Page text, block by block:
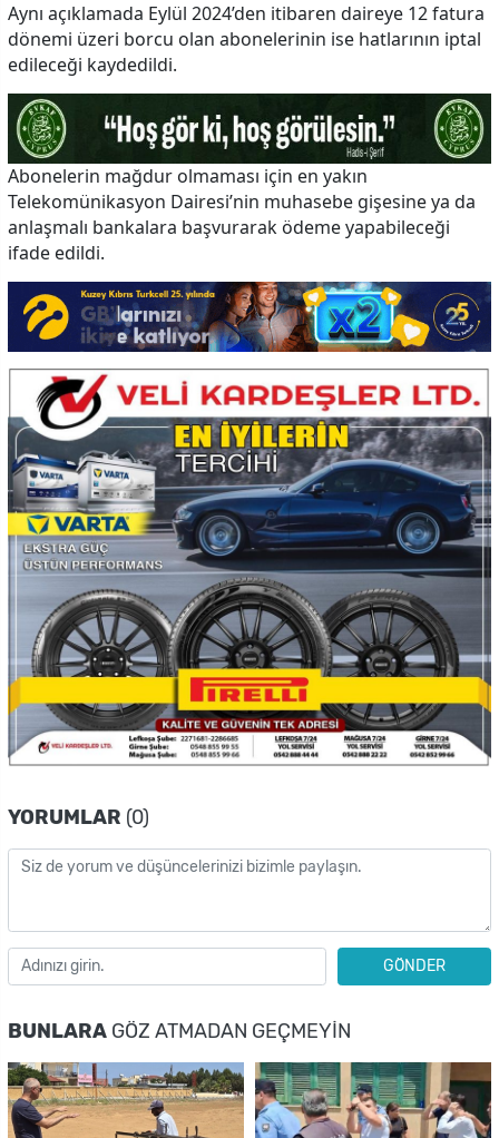
Aynı açıklamada Eylül 2024’den itibaren daireye 12 fatura
dönemi üzeri borcu olan abonelerinin ise hatlarının iptal
edileceği kaydedildi.
Abonelerin mağdur olmaması için en yakın
Telekomünikasyon Dairesi’nin muhasebe gişesine ya da
anlaşmalı bankalara başvurarak ödeme yapabileceği
ifade edildi.
YORUMLAR (0)
GÖNDER
BUNLARA GÖZ ATMADAN GEÇMEYIN